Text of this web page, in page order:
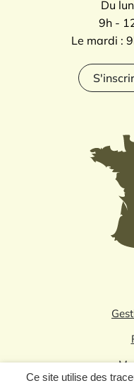
Ce site utilise des
Du
9h -
Le mardi :